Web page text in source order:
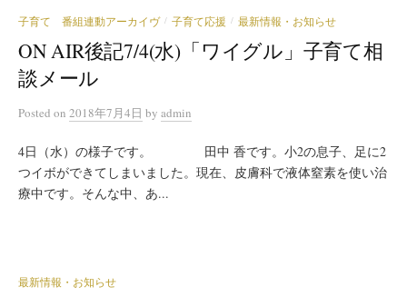
子育て 番組連動アーカイヴ / 子育て応援 / 最新情報・お知らせ
ON AIR後記7/4(水)「ワイグル」子育て相
談メール
Posted on 2018年7月4日 by admin
4日（水）の様子です。 田中 香です。小2の息子、足に2
つイボができてしまいました。現在、皮膚科で液体窒素を使い治
療中です。そんな中、あ...
最新情報・お知らせ